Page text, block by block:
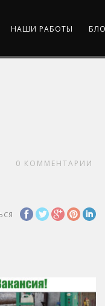
НАШИ РАБОТЫ
0 КОММЕНТАРИИ